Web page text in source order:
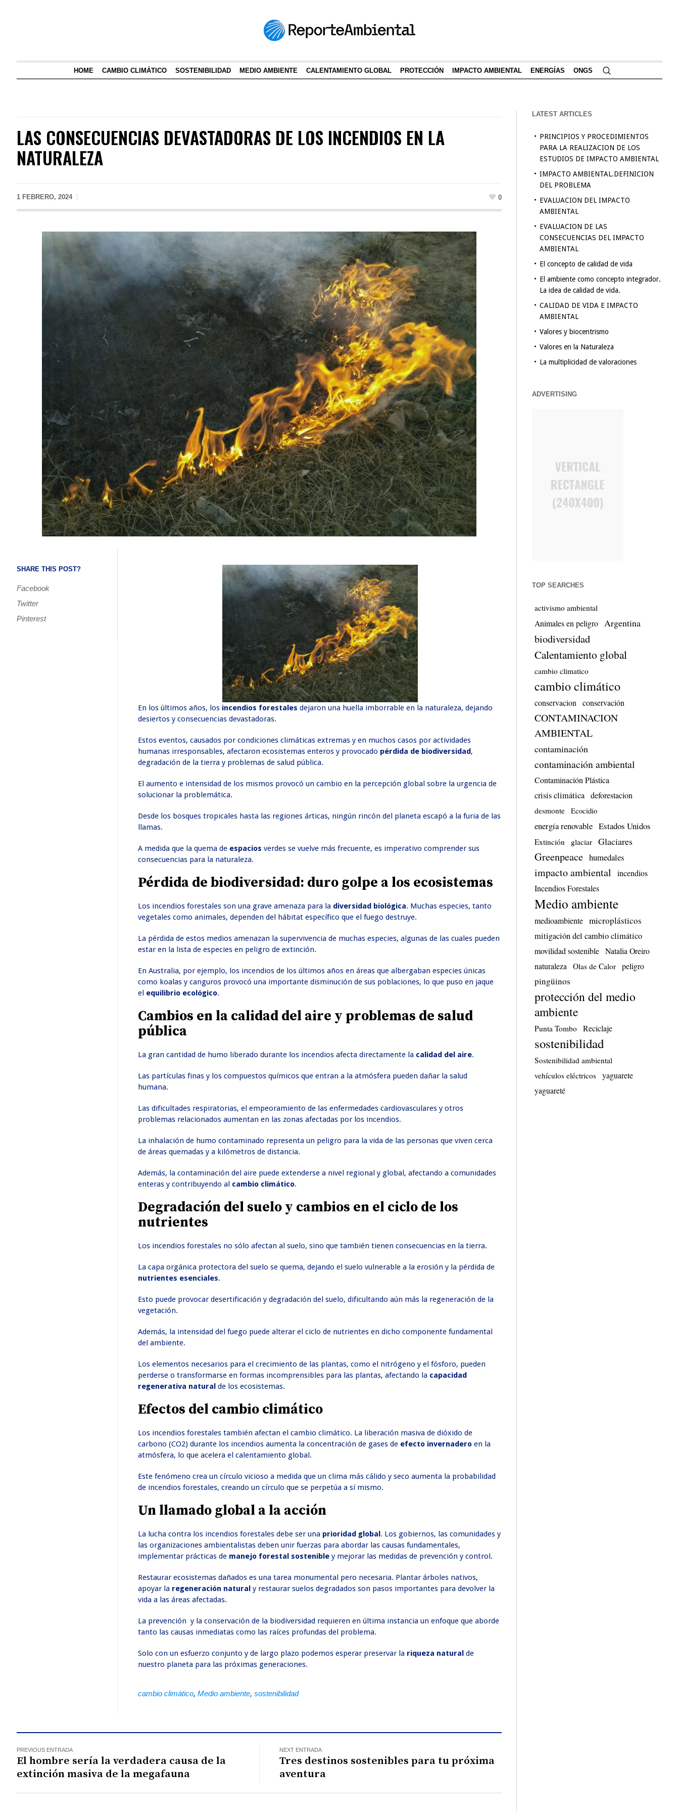
HOME CAMBIO CLIMÁTICO SOSTENIBILIDAD MEDIO AMBIENTE CALENTAMIENTO GLOBAL PROTECCIÓN IMPACTO AMBIENTAL ENERGÍAS ONGS
LAS CONSECUENCIAS DEVASTADORAS DE LOS INCENDIOS EN LA
NATURALEZA
1 FEBRERO, 2024 0
SHARE THIS POST?
Facebook
Twitter
Pinterest
En los últimos años, los incendios forestales dejaron una huella imborrable en la naturaleza, dejando
desiertos y consecuencias devastadoras.
Estos eventos, causados ​​por condiciones climáticas extremas y en muchos casos por actividades
humanas irresponsables, afectaron ecosistemas enteros y provocado pérdida de biodiversidad,
degradación de la tierra y problemas de salud pública.
El aumento e intensidad de los mismos provocó un cambio en la percepción global sobre la urgencia de
solucionar la problemática.
Desde los bosques tropicales hasta las regiones árticas, ningún rincón del planeta escapó a la furia de las
llamas.
A medida que la quema de espacios verdes se vuelve más frecuente, es imperativo comprender sus
consecuencias para la naturaleza.
Pérdida de biodiversidad: duro golpe a los ecosistemas
Los incendios forestales son una grave amenaza para la diversidad biológica. Muchas especies, tanto
vegetales como animales, dependen del hábitat específico que el fuego destruye.
La pérdida de estos medios amenazan la supervivencia de muchas especies, algunas de las cuales pueden
estar en la lista de especies en peligro de extinción.
En Australia, por ejemplo, los incendios de los últimos años en áreas que albergaban especies únicas
como koalas y canguros provocó una importante disminución de sus poblaciones, lo que puso en jaque
el equilibrio ecológico.
Cambios en la calidad del aire y problemas de salud
pública
La gran cantidad de humo liberado durante los incendios afecta directamente la calidad del aire.
Las partículas finas y los compuestos químicos que entran a la atmósfera pueden dañar la salud
humana.
Las dificultades respiratorias, el empeoramiento de las enfermedades cardiovasculares y otros
problemas relacionados aumentan en las zonas afectadas por los incendios.
La inhalación de humo contaminado representa un peligro para la vida de las personas que viven cerca
de áreas quemadas y a kilómetros de distancia.
Además, la contaminación del aire puede extenderse a nivel regional y global, afectando a comunidades
enteras y contribuyendo al cambio climático.
Degradación del suelo y cambios en el ciclo de los
nutrientes
Los incendios forestales no sólo afectan al suelo, sino que también tienen consecuencias en la tierra.
La capa orgánica protectora del suelo se quema, dejando el suelo vulnerable a la erosión y la pérdida de
nutrientes esenciales.
Esto puede provocar desertificación y degradación del suelo, dificultando aún más la regeneración de la
vegetación.
Además, la intensidad del fuego puede alterar el ciclo de nutrientes en dicho componente fundamental
del ambiente.
Los elementos necesarios para el crecimiento de las plantas, como el nitrógeno y el fósforo, pueden
perderse o transformarse en formas incomprensibles para las plantas, afectando la capacidad
regenerativa naturalde los ecosistemas.
Efectos del cambio climático
Los incendios forestales también afectan el cambio climático. La liberación masiva de dióxido de
carbono (CO2) durante los incendios aumenta la concentración de gases de efecto invernaderoen la
atmósfera, lo que acelera el calentamiento global.
Este fenómeno crea un círculo vicioso a medida que un clima más cálido y seco aumenta la probabilidad
de incendios forestales, creando un círculo que se perpetúa a sí mismo.
Un llamado global a la acción
La lucha contra los incendios forestales debe ser una prioridad global. Los gobiernos, las comunidades y
las organizaciones ambientalistas deben unir fuerzas para abordar las causas fundamentales,
implementar prácticas de manejo forestal sostenible y mejorar las medidas de prevención y control.
Restaurar ecosistemas dañados es una tarea monumental pero necesaria. Plantar árboles nativos,
apoyar la regeneración naturaly restaurar suelos degradados son pasos importantes para devolver la
vida a las áreas afectadas.
La prevención y la conservación de la biodiversidad requieren en última instancia un enfoque que aborde
tanto las causas inmediatas como las raíces profundas del problema.
Solo con un esfuerzo conjunto y de largo plazo podemos esperar preservar la riqueza naturalde
nuestro planeta para las próximas generaciones.
cambio climático,Medio ambiente,sostenibilidad
PREVIOUS ENTRADA
El hombre sería la verdadera causa de la
extinción masiva de la megafauna
NEXT ENTRADA
Tres destinos sostenibles para tu próxima
aventura
LATEST ARTICLES
PRINCIPIOS Y PROCEDIMIENTOS
PARA LA REALIZACION DE LOS
ESTUDIOS DE IMPACTO AMBIENTAL
IMPACTO AMBIENTAL.DEFINICION
DEL PROBLEMA
EVALUACION DEL IMPACTO
AMBIENTAL
EVALUACION DE LAS
CONSECUENCIAS DEL IMPACTO
AMBIENTAL
El concepto de calidad de vida
El ambiente como concepto integrador.
La idea de calidad de vida.
CALIDAD DE VIDA E IMPACTO
AMBIENTAL
Valores y biocentrismo
Valores en la Naturaleza
La multiplicidad de valoraciones
ADVERTISING
TOP SEARCHES
activismo ambiental
Animales en peligro Argentina
biodiversidad
Calentamiento global
cambio climatico
cambio climático
conservacion conservación
CONTAMINACION
AMBIENTAL
contaminación
contaminación ambiental
Contaminación Plástica
crisis climática deforestacion
desmonte Ecocidio
energía renovable Estados Unidos
Extinción glaciar Glaciares
Greenpeace humedales
impacto ambiental
incendios
Incendios Forestales
Medio ambiente
medioambiente microplásticos
mitigación del cambio climático
movilidad sostenible Natalia Oreiro
naturaleza
Olas de Calor peligro
pingüinos
protección del medio
ambiente
Punta Tombo Reciclaje
sostenibilidad
Sostenibilidad ambiental
vehículos eléctricos
yaguarete
yaguareté